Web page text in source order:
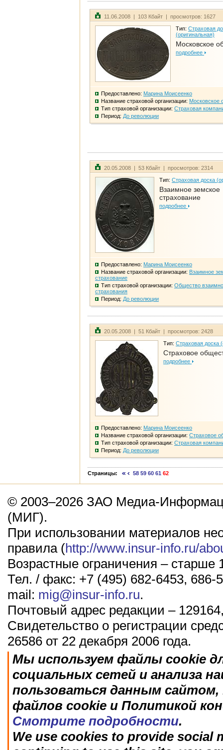
11.06.2008 | 103 Кбайт | просмотров: 1627
Тип: Страховая
(оригинальная)
Московское
подробнее
Предоставлено: Марина Моисеенко
Название страховой организации: Московское
Тип страховой организации: Страховая
Период: До революции
20.05.2008 | 53 Кбайт | просмотров: 2314
Тип: Страховая доска
Взаимное земское
страхование
подробнее
Предоставлено: Марина Моисеенко
Название страховой организации: Взаимное
страхование
Тип страховой организации: Общество
страхования
Период: До революции
20.05.2008 | 51 Кбайт | просмотров: 2428
Тип: Страховая доска
Страховое
подробнее
Предоставлено: Марина Моисеенко
Название страховой организации: Страховое
Тип страховой организации: Страховая
Период: До революции
Страницы: 58 59 60 61 62
© 2003–2026 ЗАО Медиа-
(МИГ).
При использовании материалов
правила (http://www.insur-info.ru/
Возрастные ограничения – старше
Тел. / факс: +7 (495) 682-6453, 686-
mail: mig@insur-info.ru.
Почтовый адрес редакции –
Свидетельство о регистрации
26586 от 22 декабря 2006 года.
Мы используем файлы cookie
социальных сетей и анализа
пользоваться данным
файлов cookie и Политикой
Смотрите подробности.
We use cookies to provide social